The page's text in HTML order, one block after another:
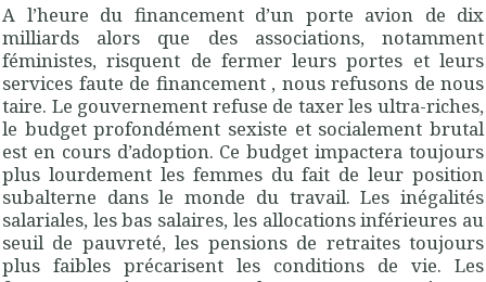
A l’heure du financement d’un porte avion de dix
milliards alors que des associations, notamment
féministes, risquent de fermer leurs portes et leurs
services faute de financement , nous refusons de nous
taire. Le gouvernement refuse de taxer les ultra-riches,
le budget profondément sexiste et socialement brutal
est en cours d’adoption. Ce budget impactera toujours
plus lourdement les femmes du fait de leur position
subalterne dans le monde du travail. Les inégalités
salariales, les bas salaires, les allocations inférieures au
seuil de pauvreté, les pensions de retraites toujours
plus faibles précarisent les conditions de vie. Les